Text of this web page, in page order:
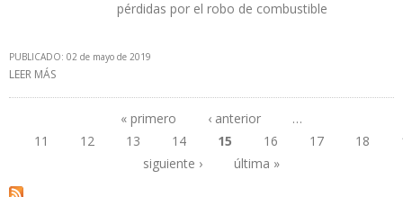
pérdidas por el robo de combustible
PUBLICADO: 02 de mayo de 2019
LEER MÁS
Páginas
« primero ‹ anterior
…
11
12 13 14 15 16 17 18
siguiente ›
última »